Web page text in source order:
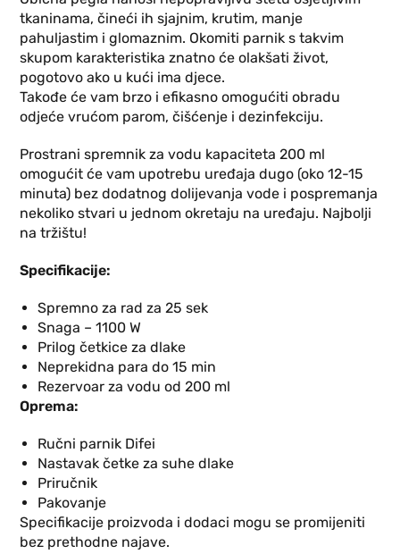
tkaninama, čineći ih sjajnim, krutim, manje
pahuljastim i glomaznim. Okomiti parnik s takvim
skupom karakteristika znatno će olakšati život,
pogotovo ako u kući ima djece.
Takođe će vam brzo i efikasno omogućiti obradu
odjeće vrućom parom, čišćenje i dezinfekciju.
Prostrani spremnik za vodu kapaciteta 200 ml
omogućit će vam upotrebu uređaja dugo (oko 12-15
minuta) bez dodatnog dolijevanja vode i pospremanja
nekoliko stvari u jednom okretaju na uređaju. Najbolji
na tržištu!
Specifikacije:
Spremno za rad za 25 sek
Snaga – 1100 W
Prilog četkice za dlake
Neprekidna para do 15 min
Rezervoar za vodu od 200 ml
Oprema:
Ručni parnik Difei
Nastavak četke za suhe dlake
Priručnik
Pakovanje
Specifikacije proizvoda i dodaci mogu se promijeniti
bez prethodne najave.